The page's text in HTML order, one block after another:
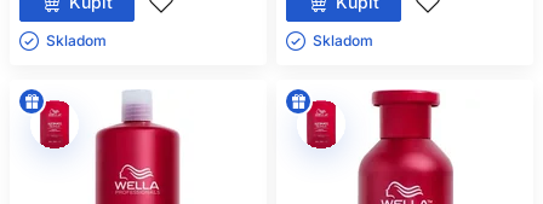
Skladom ㅤ Skladom ㅤ